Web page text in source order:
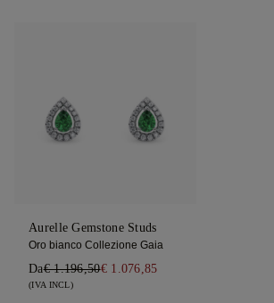
Aurelle Gemstone Studs
Oro bianco Collezione Gaia
Da€ 1.196,50€ 1.076,85
(IVA INCL)